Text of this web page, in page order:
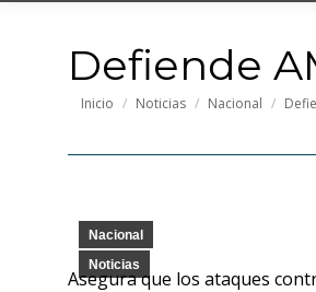
Defiende
Estás aquí:
Inicio Noticias Nacional
Nacional
Noticias
Asegura que los ataques